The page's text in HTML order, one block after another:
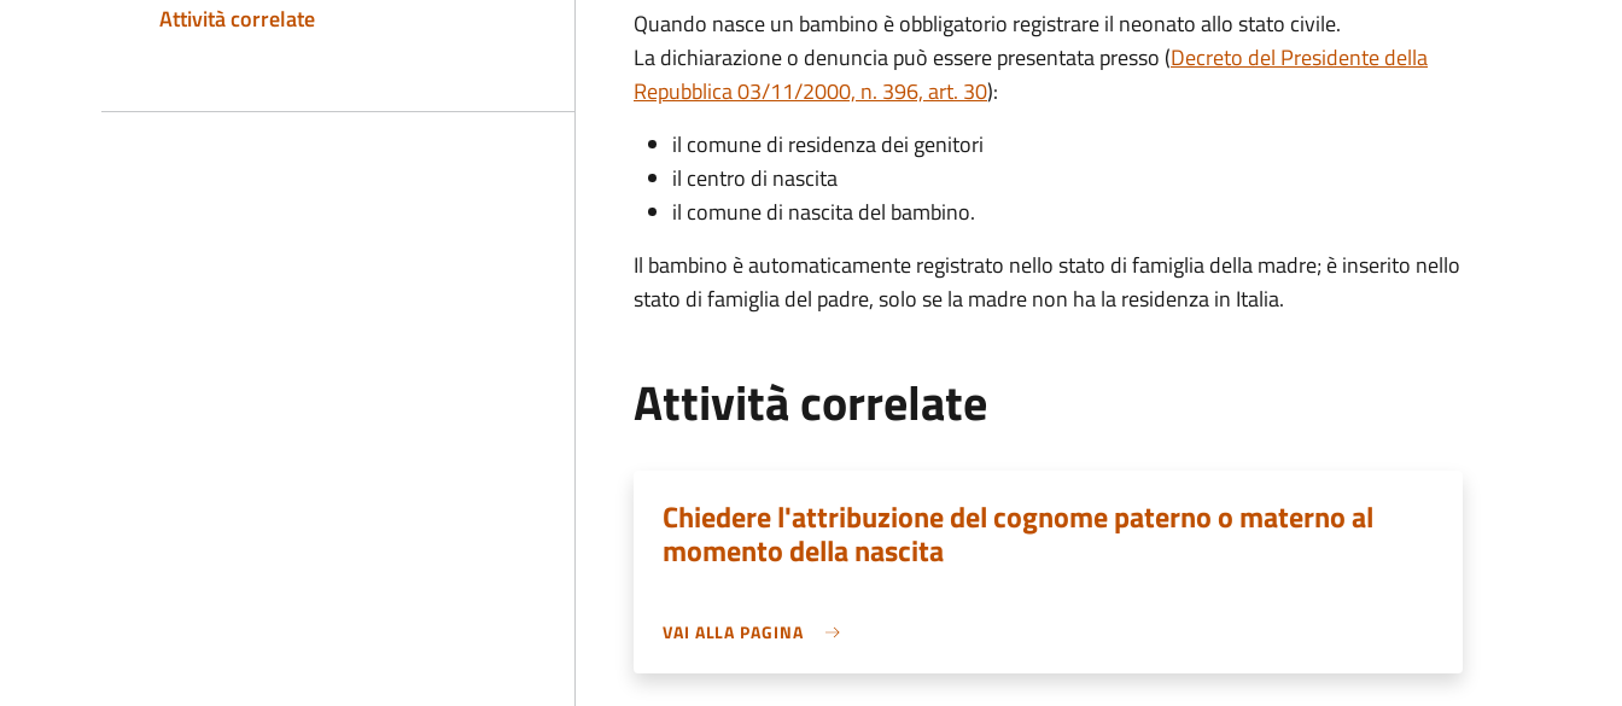
Attività correlate
Quando nasce un bambino è obbligatorio registrare il neonato allo stato civile.
La dichiarazione o denuncia può essere presentata presso (Decreto del Presidente della
Repubblica 03/11/2000, n. 396, art. 30):
il comune di residenza dei genitori
il centro di nascita
il comune di nascita del bambino.
Il bambino è automaticamente registrato nello stato di famiglia della madre; è inserito nello
stato di famiglia del padre, solo se la madre non ha la residenza in Italia.
Attività correlate
Chiedere l'attribuzione del cognome paterno o materno al
momento della nascita
VAI ALLA PAGINA